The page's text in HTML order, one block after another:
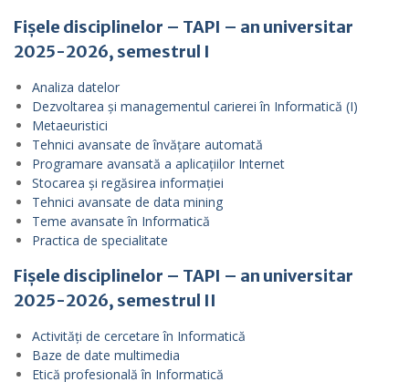
Fișele disciplinelor – TAPI – an universitar
2025-2026, semestrul I
Analiza datelor
Dezvoltarea și managementul carierei în Informatică (I)
Metaeuristici
Tehnici avansate de învățare automată
Programare avansată a aplicațiilor Internet
Stocarea și regăsirea informației
Tehnici avansate de data mining
Teme avansate în Informatică
Practica de specialitate
Fișele disciplinelor – TAPI – an universitar
2025-2026, semestrul II
Activități de cercetare în Informatică
Baze de date multimedia
Etică profesională în Informatică